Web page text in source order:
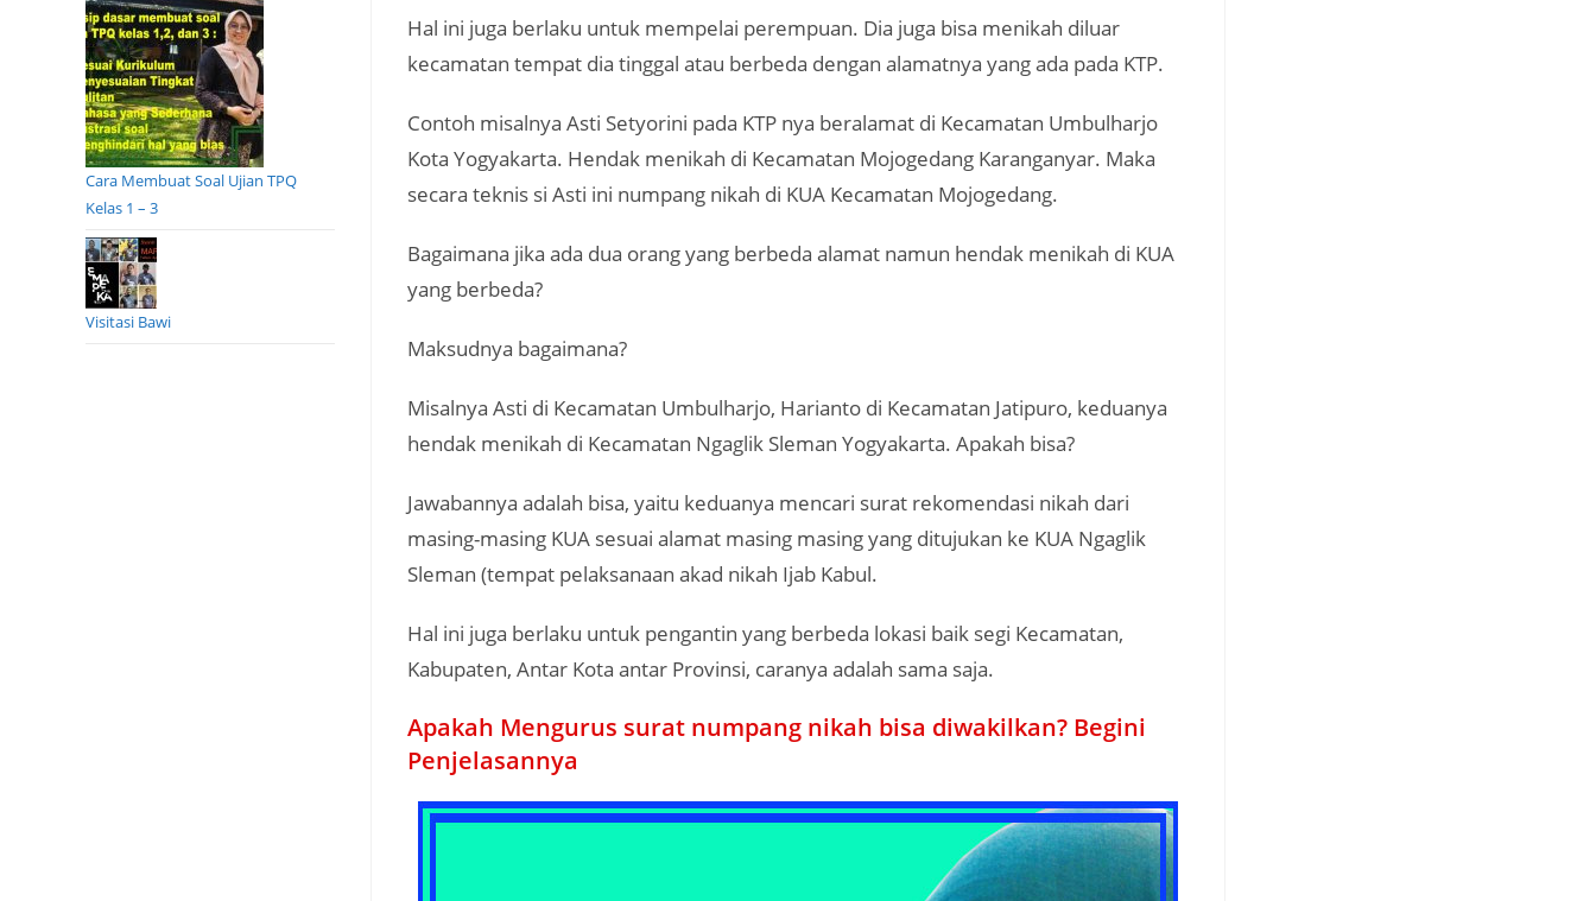
Hal ini juga berlaku untuk mempelai perempuan. Dia juga bisa menikah diluar
kecamatan tempat dia tinggal atau berbeda dengan alamatnya yang ada pada KTP.
Contoh misalnya Asti Setyorini pada KTP nya beralamat di Kecamatan Umbulharjo
Kota Yogyakarta. Hendak menikah di Kecamatan Mojogedang Karanganyar. Maka
secara teknis si Asti ini numpang nikah di KUA Kecamatan Mojogedang.
Bagaimana jika ada dua orang yang berbeda alamat namun hendak menikah di KUA
yang berbeda?
Maksudnya bagaimana?
Misalnya Asti di Kecamatan Umbulharjo, Harianto di Kecamatan Jatipuro, keduanya
hendak menikah di Kecamatan Ngaglik Sleman Yogyakarta. Apakah bisa?
Jawabannya adalah bisa, yaitu keduanya mencari surat rekomendasi nikah dari
masing-masing KUA sesuai alamat masing masing yang ditujukan ke KUA Ngaglik
Sleman (tempat pelaksanaan akad nikah Ijab Kabul.
Hal ini juga berlaku untuk pengantin yang berbeda lokasi baik segi Kecamatan,
Kabupaten, Antar Kota antar Provinsi, caranya adalah sama saja.
Apakah Mengurus surat numpang nikah bisa diwakilkan? Begini
Penjelasannya
Cara Membuat Soal Ujian TPQ
Kelas 1 – 3
Visitasi Bawi